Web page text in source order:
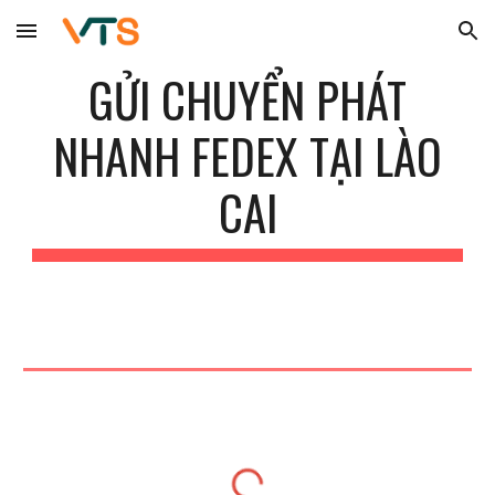
Skip to main content Skip to navigation
GỬI CHUYỂN PHÁT
NHANH FEDEX TẠI LÀO
CAI